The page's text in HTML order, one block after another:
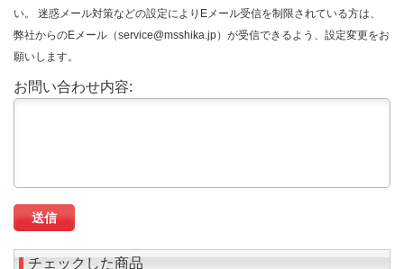
い。 迷惑メール対策などの設定によりEメール受信を制限されている方は、
弊社からのEメール（service@msshika.jp）が受信できるよう、設定変更をお
願いします。
お問い合わせ内容:
チェックした商品